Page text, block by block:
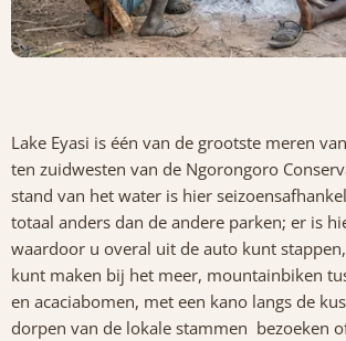
Lake Eyasi is één van de grootste meren
ten zuidwesten van de Ngorongoro
stand van het water is hier
totaal anders dan de andere parken; er is
waardoor u overal uit de auto kunt
kunt maken bij het meer, mountainbiken
en acaciabomen, met een kano langs de
dorpen van de lokale stammen bezoeken